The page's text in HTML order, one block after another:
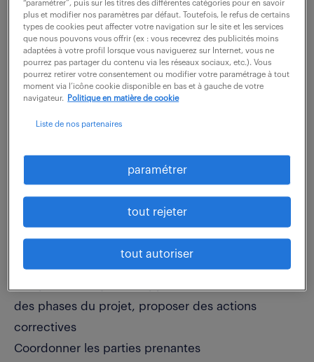
Vos principales missions :
Analyser le cahier des charges et spécifications
fonctionnelles
Analyser les demandes en interface client et
valider la faisabilité avec les équipes techniques
des ressources internes (intégrateurs techniques,
consultants fonctionnels)
Etre l'interface privilégié du client pendant toutes
les phases du déploiement du projet
Organiser et animer des comités de pilotage de
projet
des phases du projet, proposer des actions
correctives
Coordonner les parties prenantes
“paramétrer”, puis sur les titres des différentes catégories pour en savoir
plus et modifier nos paramètres par défaut. Toutefois, le refus de certains
types de cookies peut affecter votre navigation sur le site et les services
que nous pouvons vous offrir (ex : vous recevrez des publicités moins
adaptées à votre profil lorsque vous naviguerez sur Internet, vous ne
pourrez pas partager du contenu via les réseaux sociaux, etc.). Vous
pourrez retirer votre consentement ou modifier votre paramétrage à tout
moment via l’icône cookie disponible en bas et à gauche de votre
navigateur.
Politique en matière de cookie
Liste de nos partenaires
paramétrer
tout rejeter
tout autoriser